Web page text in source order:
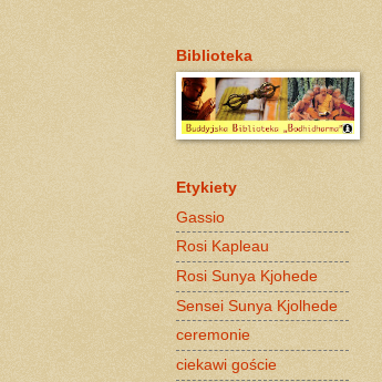
Biblioteka
Etykiety
Gassio
Rosi Kapleau
Rosi Sunya Kjohede
Sensei Sunya Kjolhede
ceremonie
ciekawi goście